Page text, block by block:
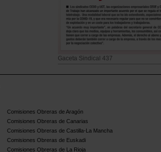
Gaceta Sindical 437
Comisiones Obreras de Aragón
Comisiones Obreras de Canarias
Comisiones Obreras de Castilla-La Mancha
Comisiones Obreras de Euskadi
Comisiones Obreras de La Rioja